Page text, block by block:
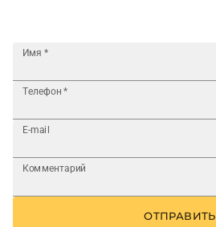
Имя *
Телефон *
E-mail
Комментарий
ОТПРАВИТЬ